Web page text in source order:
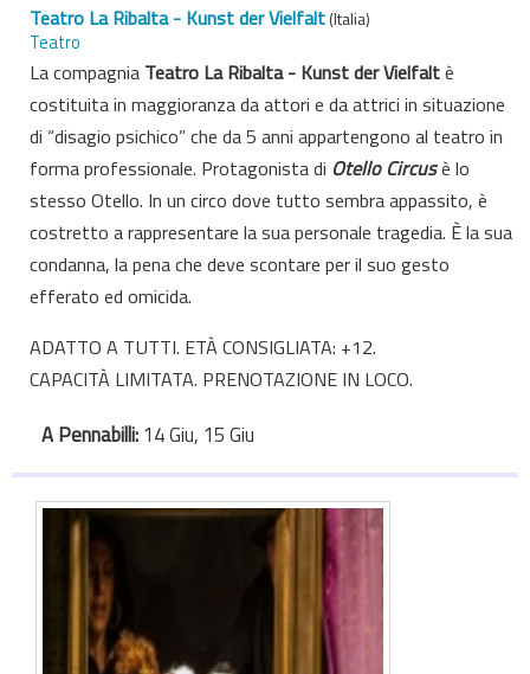
Teatro La Ribalta - Kunst der Vielfalt(Italia)
Teatro
La compagnia Teatro La Ribalta - Kunst der Vielfaltè
costituita in maggioranza da attori e da attrici in situazione
di “disagio psichico” che da 5 anni appartengono al teatro in
forma professionale. Protagonista di Otello Circusè lo
stesso Otello. In un circo dove tutto sembra appassito, è
costretto a rappresentare la sua personale tragedia. È la sua
condanna, la pena che deve scontare per il suo gesto
efferato ed omicida.
ADATTO A TUTTI. ETÀ CONSIGLIATA: +12.
CAPACITÀ LIMITATA. PRENOTAZIONE IN LOCO.
A Pennabilli: 14 Giu, 15 Giu